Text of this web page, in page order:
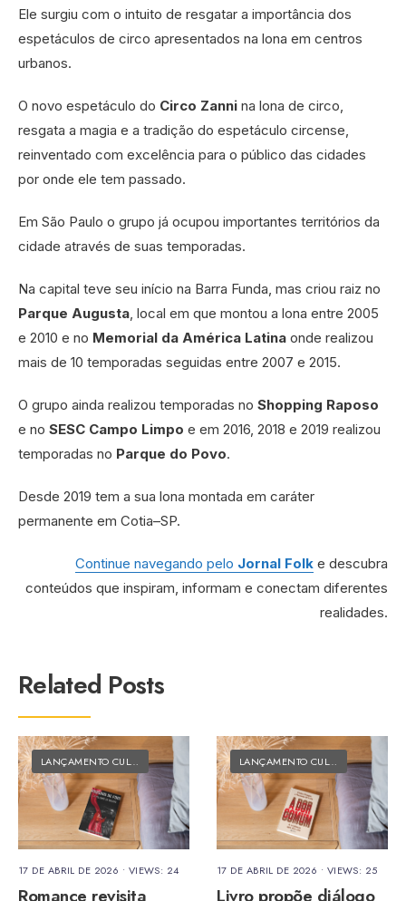
Ele surgiu com o intuito de resgatar a importância dos
espetáculos de circo apresentados na lona em centros
urbanos.
O novo espetáculo do Circo Zanni na lona de circo,
resgata a magia e a tradição do espetáculo circense,
reinventado com excelência para o público das cidades
por onde ele tem passado.
Em São Paulo o grupo já ocupou importantes territórios da
cidade através de suas temporadas.
Na capital teve seu início na Barra Funda, mas criou raiz no
Parque Augusta , local em que montou a lona entre 2005
e 2010 e no Memorial da América Latina onde realizou
mais de 10 temporadas seguidas entre 2007 e 2015.
O grupo ainda realizou temporadas no Shopping Raposo
e no SESC Campo Limpo e em 2016, 2018 e 2019 realizou
temporadas no Parque do Povo.
Desde 2019 tem a sua lona montada em caráter
permanente em Cotia–SP.
Continue navegando pelo Jornal Folk e descubra
conteúdos que inspiram, informam e conectam diferentes
realidades.
Related Posts
LANÇAMENTO CULTURAL •MATÉRIAS DO FOLK
17 DE ABRIL DE 2026 • VIEWS: 24
LANÇAMENTO CULTURAL •
17 DE ABRIL DE 2026 • VIEWS: 25